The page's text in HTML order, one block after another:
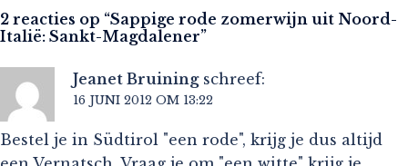
2 reacties op “Sappige rode zomerwijn uit Noord-
Italië: Sankt-Magdalener”
Jeanet Bruining schreef:
16 JUNI 2012 OM 13:22
Bestel je in Südtirol "een rode", krijg je dus altijd